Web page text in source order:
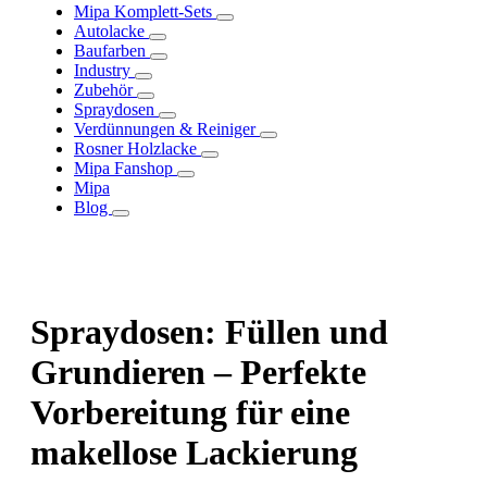
Mipa Komplett-Sets
Autolacke
Baufarben
Industry
Zubehör
Spraydosen
Verdünnungen & Reiniger
Rosner Holzlacke
Mipa Fanshop
Mipa
Blog
Spraydosen: Füllen und
Grundieren – Perfekte
Vorbereitung für eine
makellose Lackierung